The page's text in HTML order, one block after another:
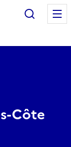
Côte